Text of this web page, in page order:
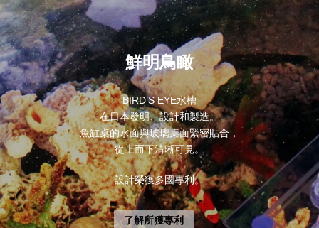
鮮明鳥瞰
BIRD’S EYE水槽
在日本發明、設計和製造。
魚缸桌的水面與玻璃桌面緊密貼合，
從上而下清晰可見。
設計榮獲多國專利。
了解所獲專利